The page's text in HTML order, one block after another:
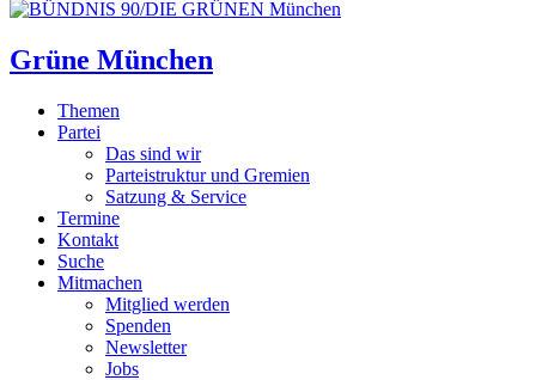
Grüne München
Themen
Partei
Das sind wir
Parteistruktur und Gremien
Satzung & Service
Termine
Kontakt
Suche
Mitmachen
Mitglied werden
Spenden
Newsletter
Jobs